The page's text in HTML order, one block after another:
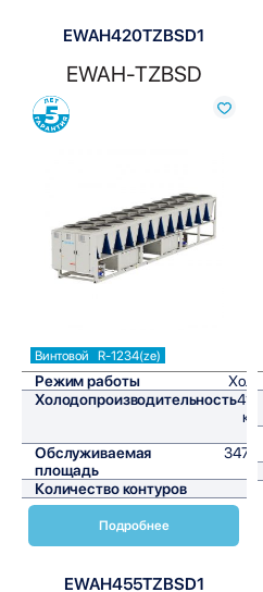
EWAH420TZBSD1
EWAH-TZBSD
Сравнить
Винтовой R-1234(ze)
Режим работы
Холод
Холодопроизводительность417,2
кВт/
Обслуживаемая
площадь
3476,7
Количество контуров
Подробнее
EWAH455TZBSD1